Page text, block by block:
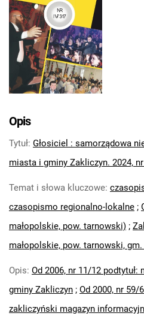
Głosiciel. 2012
Głosiciel. 2013
Głosiciel. 2014
Głosiciel. 2015
Głosiciel. 2016
Głosiciel. 2017
Głosiciel. 2021
Głosiciel. 2022
Głosiciel. 2024
Głosiciel :
gazeta miasta i gminy
nr 1-2
gazeta miasta i gminy
nr 3
Głosiciel :
Opis
Tytuł: Głosiciel : samorządowa
miasta i gminy Zakliczyn. 2024,
Temat i słowa kluczowe:
czasopismo regionalno-lokalne ;
małopolskie, pow. tarnowski) ;
małopolskie, pow. tarnowski,
Opis: Od 2006, nr 11/12
gminy Zakliczyn ; Od 2000, nr 59/
zakliczyński magazyn